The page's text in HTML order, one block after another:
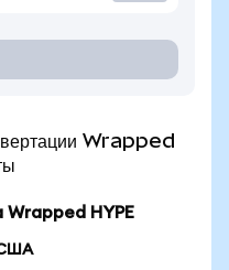
Wrapped
HYPE
США